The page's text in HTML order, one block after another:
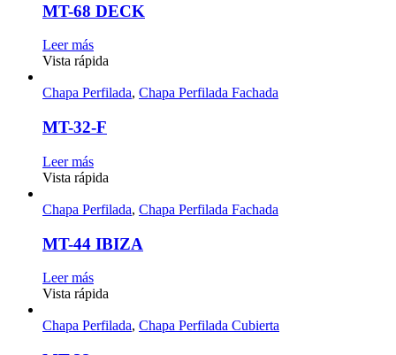
MT-68 DECK
Leer más
Vista rápida
Chapa Perfilada, Chapa Perfilada Fachada
MT-32-F
Leer más
Vista rápida
Chapa Perfilada, Chapa Perfilada Fachada
MT-44 IBIZA
Leer más
Vista rápida
Chapa Perfilada, Chapa Perfilada Cubierta